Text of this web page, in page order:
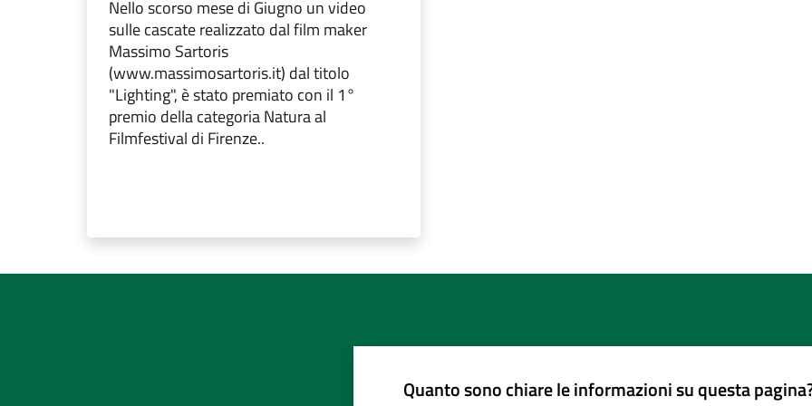
Nello scorso mese di Giugno un video
sulle cascate realizzato dal film maker
Massimo Sartoris
(www.massimosartoris.it) dal titolo
"Lighting", è stato premiato con il 1°
premio della categoria Natura al
Filmfestival di Firenze..
Quanto sono chiare le informazioni su questa